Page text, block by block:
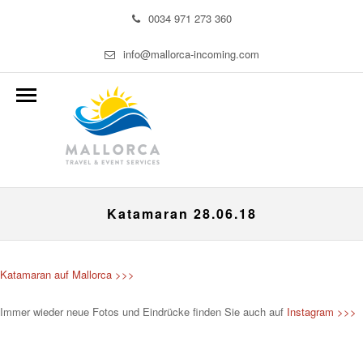
0034 971 273 360
info@mallorca-incoming.com
Katamaran 28.06.18
Katamaran auf Mallorca >>>
Immer wieder neue Fotos und Eindrücke finden Sie auch auf Instagram >>>